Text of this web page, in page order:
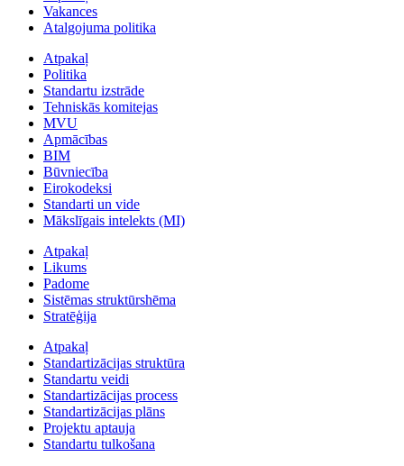
Vakances
Atalgojuma politika
Atpakaļ
Politika
Standartu izstrāde
Tehniskās komitejas
MVU
Apmācības
BIM
Būvniecība
Eirokodeksi
Standarti un vide
Mākslīgais intelekts (MI)
Atpakaļ
Likums
Padome
Sistēmas struktūrshēma
Stratēģija
Atpakaļ
Standartizācijas struktūra
Standartu veidi
Standartizācijas process
Standartizācijas plāns
Projektu aptauja
Standartu tulkošana